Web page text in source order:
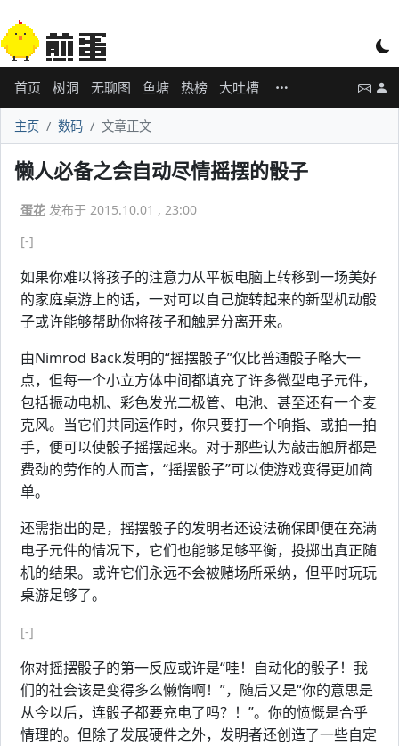
首页 树洞 无聊图 鱼塘 热榜 大吐槽
主页 数码 文章正文
懒人必备之会自动尽情摇摆的骰子
蛋花 发布于 2015.10.01 , 23:00
[-]
如果你难以将孩子的注意力从平板电脑上转移到一场美好
的家庭桌游上的话，一对可以自己旋转起来的新型机动骰
子或许能够帮助你将孩子和触屏分离开来。
由Nimrod Back发明的“摇摆骰子”仅比普通骰子略大一
点，但每一个小立方体中间都填充了许多微型电子元件，
包括振动电机、彩色发光二极管、电池、甚至还有一个麦
克风。当它们共同运作时，你只要打一个响指、或拍一拍
手，便可以使骰子摇摆起来。对于那些认为敲击触屏都是
费劲的劳作的人而言，“摇摆骰子”可以使游戏变得更加简
单。
还需指出的是，摇摆骰子的发明者还设法确保即便在充满
电子元件的情况下，它们也能够足够平衡，投掷出真正随
机的结果。或许它们永远不会被赌场所采纳，但平时玩玩
桌游足够了。
[-]
你对摇摆骰子的第一反应或许是“哇！自动化的骰子！我
们的社会该是变得多么懒惰啊！”，随后又是“你的意思是
从今以后，连骰子都要充电了吗？！”。你的愤慨是合乎
情理的。但除了发展硬件之外，发明者还创造了一些自定